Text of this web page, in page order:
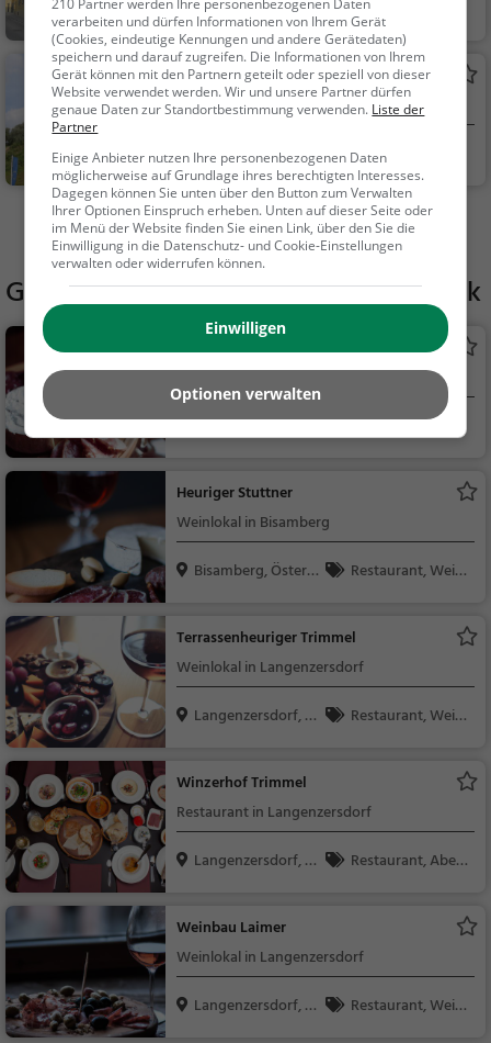
Klosterneuburg, Ö
ste...
Familie & Kinder,
Sehenswürdigkeit
Aussichtsturm Fossilienwelt
Weinviertel
Aussichtsturm in Korneuburg
Korneuburg, Öster
rei...
Aussichtspunkt, F
amilie & Kinder, Natu
r
Mehr Aktivitäten in Bisamberg finden
Gaststätten in der Nähe vonApfelpark
Buschenschank Familie Fischer
Weinlokal in Bisamberg
Bisamberg, Österr
Restaurant, Wein,
Heuriger Stuttner
Weinlokal in Bisamberg
Bisamberg, Österr
Restaurant, Wein,
Terrassenheuriger Trimmel
Weinlokal in Langenzersdorf
Langenzersdorf, Ö
Restaurant, Wein,
Winzerhof Trimmel
Restaurant in Langenzersdorf
Langenzersdorf, Ö
Restaurant, Aben
Weinbau Laimer
Weinlokal in Langenzersdorf
Langenzersdorf, Ö
Restaurant, Wein,
verarbeiten und dürfen Informationen von Ihrem Gerät
(Cookies, eindeutige Kennungen und andere Gerätedaten)
speichern und darauf zugreifen. Die Informationen von Ihrem
Gerät können mit den Partnern geteilt oder speziell von dieser
Website verwendet werden. Wir und unsere Partner dürfen
genaue Daten zur Standortbestimmung verwenden. Liste der
Partner
Einige Anbieter nutzen Ihre personenbezogenen Daten
möglicherweise auf Grundlage ihres berechtigten Interesses.
Dagegen können Sie unten über den Button zum Verwalten
Ihrer Optionen Einspruch erheben. Unten auf dieser Seite oder
im Menü der Website finden Sie einen Link, über den Sie die
Einwilligung in die Datenschutz- und Cookie-Einstellungen
verwalten oder widerrufen können.
Einwilligen
Optionen verwalten